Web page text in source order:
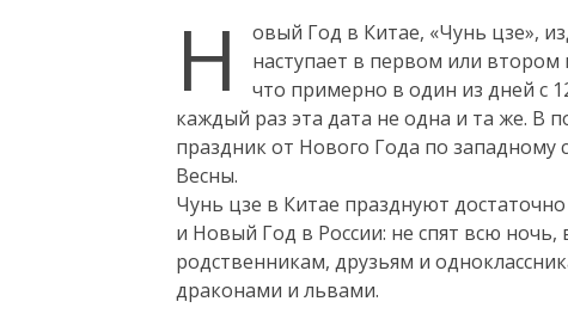
Н
овый Год в Китае, «Чунь цзе»,
наступает в первом или втором
что примерно в один из дней с
каждый раз эта дата не одна и та же. В
праздник от Нового Года по
Весны.
Чунь цзе в Китае празднуют
и Новый Год в России: не спят всю
родственникам, друзьям и
драконами и львами.